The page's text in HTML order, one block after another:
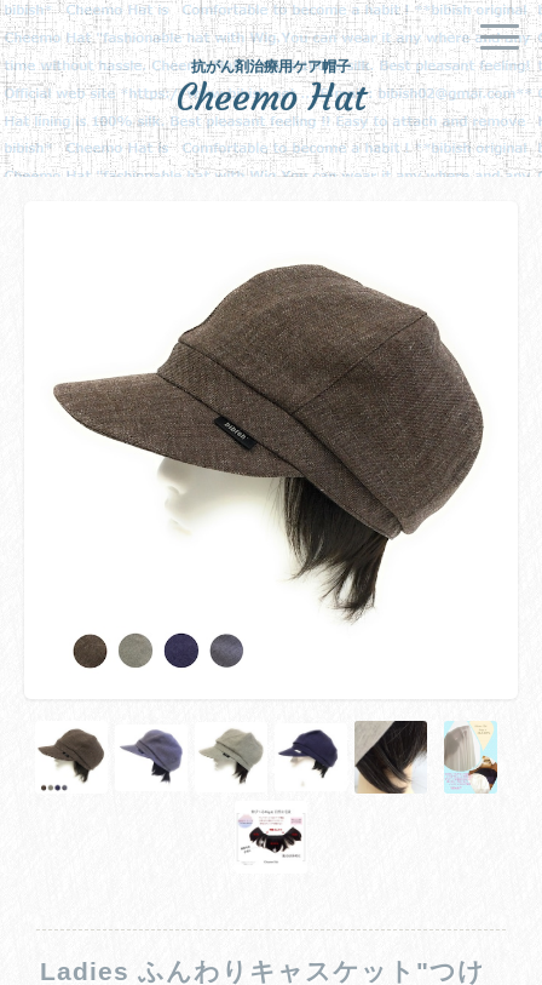
抗がん剤治療用ケア帽子
Cheemo Hat
Ladies ふんわりキャスケット"つけ